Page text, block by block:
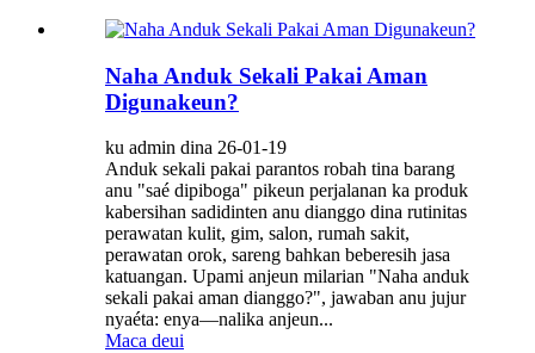
Naha Anduk Sekali Pakai Aman
Digunakeun?
ku admin dina 26-01-19
Anduk sekali pakai parantos robah tina barang
anu "saé dipiboga" pikeun perjalanan ka produk
kabersihan sadidinten anu dianggo dina rutinitas
perawatan kulit, gim, salon, rumah sakit,
perawatan orok, sareng bahkan beberesih jasa
katuangan. Upami anjeun milarian "Naha anduk
sekali pakai aman dianggo?", jawaban anu jujur ​​​​
nyaéta: enya—nalika anjeun...
Maca deui